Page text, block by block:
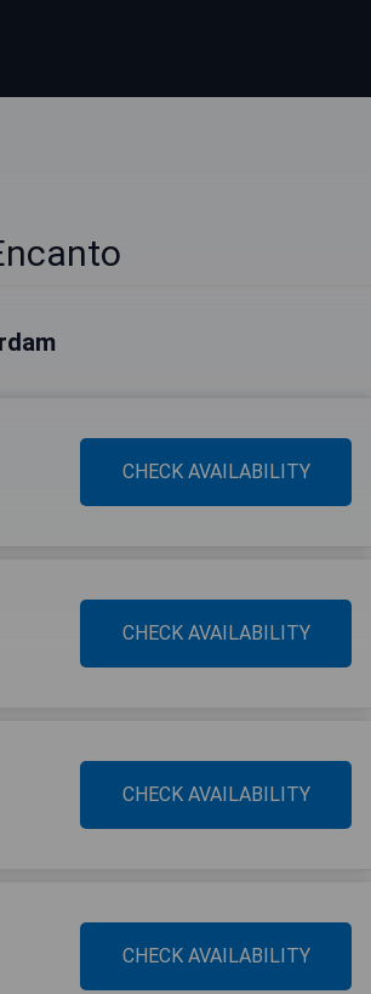
CHECK AVAILABILITY
CHECK AVAILABILITY
CHECK AVAILABILITY
CHECK AVAILABILITY